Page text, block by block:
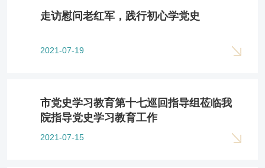
走访慰问老红军，践行初心学党史
2021-07-19
市党史学习教育第十七巡回指导组莅临我
院指导党史学习教育工作
2021-07-15